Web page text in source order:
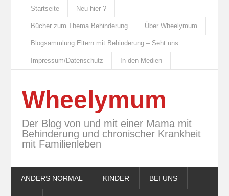
Startseite Neu hier ?
Bücher zum Thema Behinderung Über Wheelymum
Blogsammlung Eltern mit Behinderung – Seht uns
Impressum/Datenschutz In den Medien
Wheelymum
Der Blog von und mit einer Mama mit
Behinderung und chronischer Krankheit
mit Familienleben
ANDERS NORMAL KINDER BEI UNS